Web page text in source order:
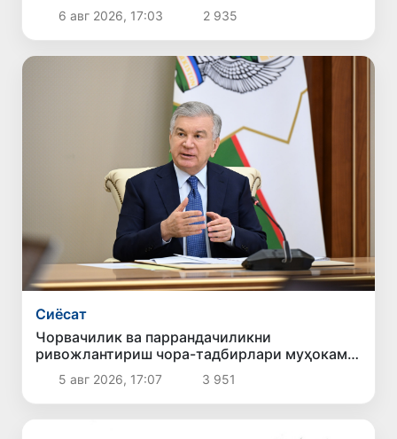
6 авг 2026, 17:03 2 935
Сиёсат
Чорвачилик ва паррандачиликни
ривожлантириш чора-тадбирлари муҳокама
қилинди
5 авг 2026, 17:07 3 951